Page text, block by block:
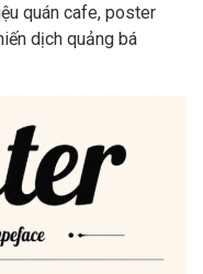
quán cafe, poster
dịch quảng bá